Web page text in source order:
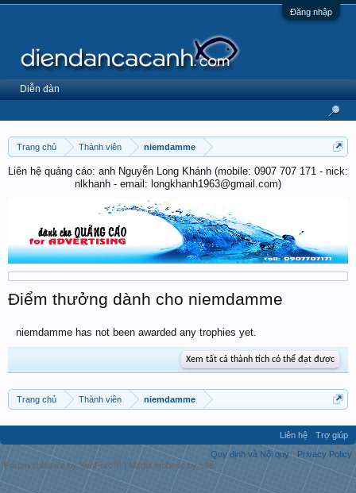
Đăng nhập
Trang chủ Thành viên niemdamme
Liên hệ quảng cáo: anh Nguyễn Long Khánh (mobile: 0907 707 171 - nick:
nlkhanh - email: longkhanh1963@gmail.com)
Điểm thưởng dành cho niemdamme
niemdamme has not been awarded any trophies yet.
Xem tất cả thành tích có thể đạt được
Trang chủ Thành viên niemdamme
Diễn đàn
Liên hệ
Trợ giúp
Quy định và Nội quy
Privacy Policy
Forum software by XenForo™ | Media embeds by s9e